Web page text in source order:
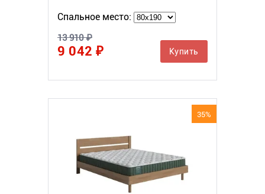
Спальное место:
13 910 ₽
9 042 ₽ Купить
35%